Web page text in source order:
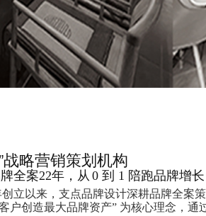
战略营销策划机构
全案22年 ，从 0 到 1 陪跑品牌增长
创立以来，支点品牌设计深耕品牌全案
户创造最大品牌资产” 为核心理念，